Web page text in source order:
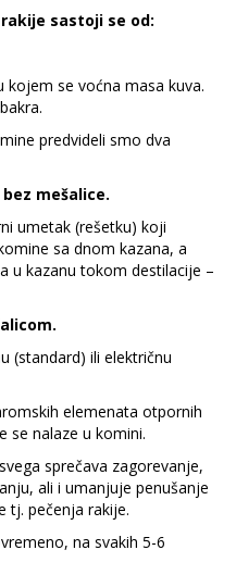
sastoji se od:
se voćna masa kuva.
predvideli smo dva
mešalice.
umetak (rešetku) koji
sa dnom kazana, a
u kazanu tokom destilacije –
(standard) ili električnu
elemenata otpornih
se nalaze u komini.
sprečava zagorevanje,
ali i umanjuje penušanje
tj. pečenja rakije.
na svakih 5-6